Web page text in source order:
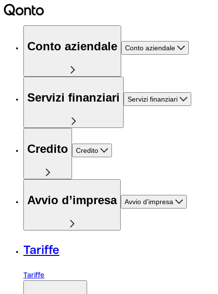
Conto aziendale Conto aziendale
Servizi finanziari Servizi finanziari
Credito Credito
Avvio d’impresa Avvio d’impresa
Tariffe
Tariffe